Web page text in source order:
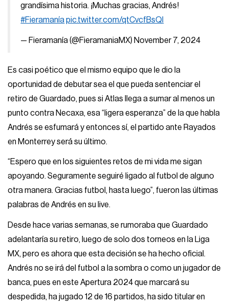
grandísima historia. ¡Muchas gracias, Andrés!
#Fieramanía pic.twitter.com/qtCvcfBsQl
— Fieramanía (@FieramaniaMX) November 7, 2024
Es casi poético que el mismo equipo que le dio la
oportunidad de debutar sea el que pueda sentenciar el
retiro de Guardado, pues si Atlas llega a sumar al menos un
punto contra Necaxa, esa “ligera esperanza” de la que habla
Andrés se esfumará y entonces sí, el partido ante Rayados
en Monterrey será su último.
“Espero que en los siguientes retos de mi vida me sigan
apoyando. Seguramente seguiré ligado al futbol de alguno
otra manera. Gracias futbol, hasta luego”, fueron las últimas
palabras de Andrés en su live.
Desde hace varias semanas, se rumoraba que Guardado
adelantaría su retiro, luego de solo dos torneos en la Liga
MX, pero es ahora que esta decisión se ha hecho oficial.
Andrés no se irá del futbol a la sombra o como un jugador de
banca, pues en este Apertura 2024 que marcará su
despedida, ha jugado 12 de 16 partidos, ha sido titular en